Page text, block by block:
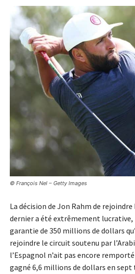
© François Nel – Getty Images
La décision de Jon Rahm de
dernier a été extrêmement lucrative,
garantie de 350 millions de dollars
rejoindre le circuit soutenu par
l’Espagnol n’ait pas encore remporté
gagné 6,6 millions de dollars en sept